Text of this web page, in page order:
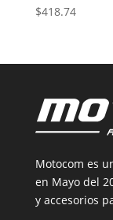
$418.74
Motocom es
en Mayo del
y accesorios